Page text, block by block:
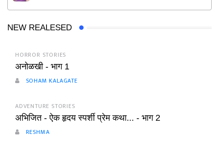
NEW REALESED
HORROR STORIES
अनोळखी - भाग 1
SOHAM KALAGATE
ADVENTURE STORIES
अभिजित - ऐक हृदय स्पर्शी प्रेम कथा... - भाग 2
RESHMA